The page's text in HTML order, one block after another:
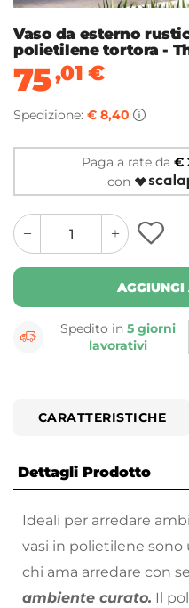
Vaso da esterno
polietilene tortora -
75,01 €
Spedizione: € 8,40
Paga a rate da €
con
quantity
button
quantity
minus
button
AGGIUNGI
Spedito in5 giorni
lavorativi
CARATTERISTICHE
Dettagli Prodotto
Ideali per arredare
vasi in polietilene
chi ama arredare con
ambiente curato. Il